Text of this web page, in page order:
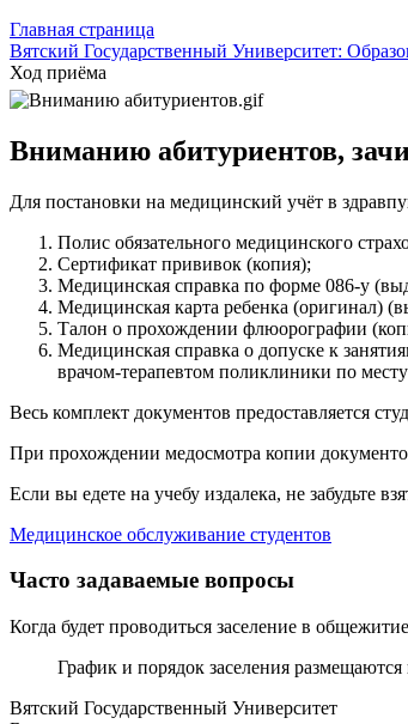
Главная страница
Вятский Государственный Университет:
Ход приёма
Вниманию абитуриентов,
Для постановки на медицинский учёт в
Полис обязательного медицинского
Сертификат прививок (копия);
Медицинская справка по форме 086-у
Медицинская карта ребенка (оригинал)
Талон о прохождении флюорографии
Медицинская справка о допуске к
врачом-терапевтом поликлиники по
Весь комплект документов предоставляется
При прохождении медосмотра копии
Если вы едете на учебу издалека, не забудьте
Медицинское обслуживание студентов
Часто задаваемые вопросы
Когда будет проводиться заселение в
График и порядок заселения
Вятский Государственный Университет